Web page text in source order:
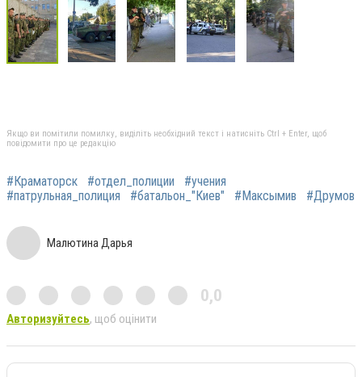
Якщо ви помітили помилку, виділіть необхідний текст і натисніть Ctrl + Enter, щоб
повідомити про це редакцію
#Краматорск #отдел_полиции
#учения
#патрульная_полиция
#батальон_"Киев" #Максымив #Друмов
Малютина Дарья
0,0
Авторизуйтесь, щоб оцінити